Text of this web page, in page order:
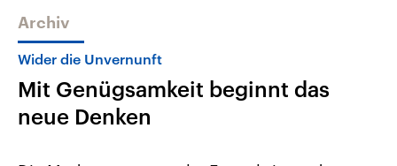
Themen
Archiv
Wider die Unvernunft
Mit Genügsamkeit beginnt das
neue Denken